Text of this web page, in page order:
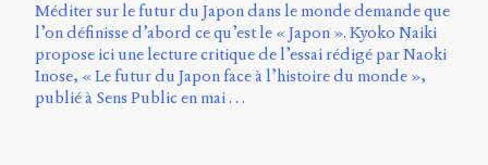
Méditer sur le futur du Japon dans le monde demande que
l’on définisse d’abord ce qu’est le « Japon ». Kyoko Naiki
propose ici une lecture critique de l’essai rédigé par Naoki
Inose, « Le futur du Japon face à l’histoire du monde »,
publié à Sens Public en mai …